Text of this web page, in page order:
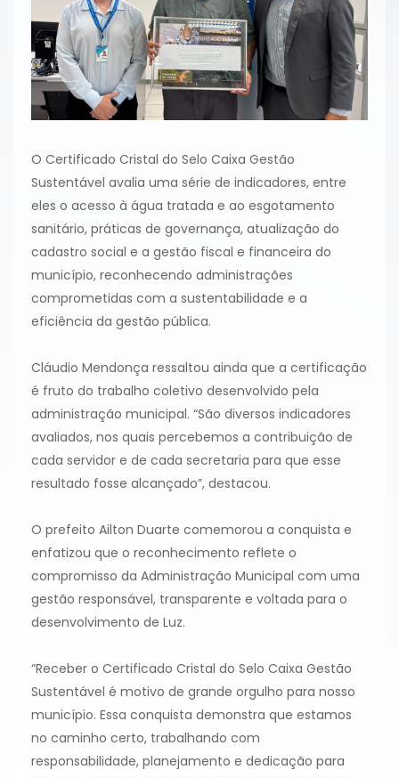
O Certificado Cristal do Selo Caixa Gestão
Sustentável avalia uma série de indicadores, entre
eles o acesso à água tratada e ao esgotamento
sanitário, práticas de governança, atualização do
cadastro social e a gestão fiscal e financeira do
município, reconhecendo administrações
comprometidas com a sustentabilidade e a
eficiência da gestão pública.
Cláudio Mendonça ressaltou ainda que a certificação
é fruto do trabalho coletivo desenvolvido pela
administração municipal. “São diversos indicadores
avaliados, nos quais percebemos a contribuição de
cada servidor e de cada secretaria para que esse
resultado fosse alcançado”, destacou.
O prefeito Ailton Duarte comemorou a conquista e
enfatizou que o reconhecimento reflete o
compromisso da Administração Municipal com uma
gestão responsável, transparente e voltada para o
desenvolvimento de Luz.
“Receber o Certificado Cristal do Selo Caixa Gestão
Sustentável é motivo de grande orgulho para nosso
município. Essa conquista demonstra que estamos
no caminho certo, trabalhando com
responsabilidade, planejamento e dedicação para